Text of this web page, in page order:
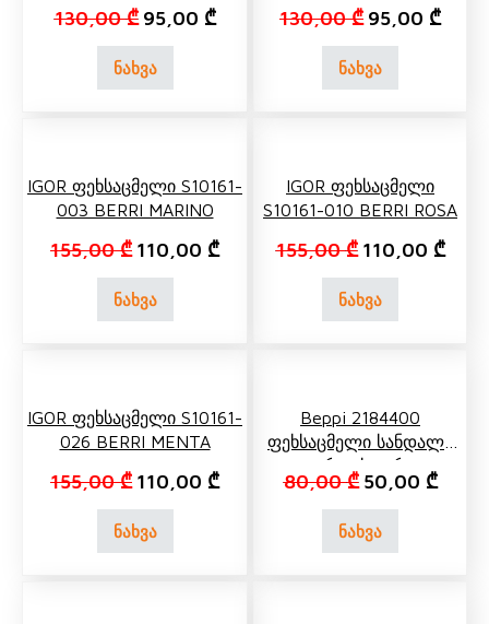
130,00₾ Original price was: 130,00 ₾.
95,00 ₾Current price is: 95,00 ₾.
ნახვა
130,00₾ Original price
95,00 ₾
ნახვა
IGOR Ფეხსაცმელი S10161-
003 BERRI MARINO
155,00₾ Original price was: 155,00 ₾.
110,00 ₾Current price is: 110,00 ₾.
ნახვა
IGOR Ფეხსაცმელი
S10161-010 BERRI ROSA
155,00₾ Original price
110,00 ₾
ნახვა
IGOR Ფეხსაცმელი S10161-
026 BERRI MENTA
155,00₾ Original price was: 155,00 ₾.
110,00 ₾Current price is: 110,00 ₾.
ნახვა
Beppi 2184400
Ფეხსაცმელი Სანდალი
Ვარდისფერი
80,00₾ Original price
50,00 ₾
ნახვა